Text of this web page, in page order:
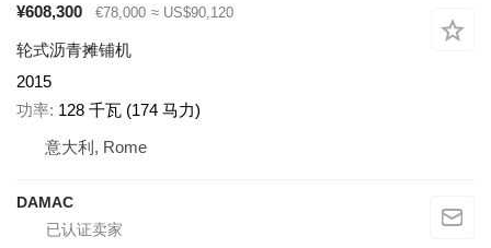
¥608,300
€78,000 ≈ US$90,120
轮式沥青摊铺机
2015
功率 128 千瓦 (174 马力)
意大利, Rome
DAMAC